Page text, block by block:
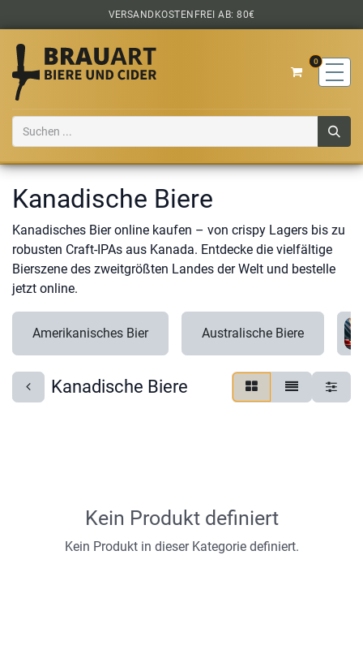
Zum Inhalt springenVERSANDKOSTENFREI AB: 80€
0
Kanadische Biere
Kanadisches Bier online kaufen – von crispy Lagers bis zu
robusten Craft-IPAs aus Kanada. Entdecke die vielfältige
Bierszene des zweitgrößten Landes der Welt und bestelle
jetzt online.
Amerikanisches Bier Australische Biere
Kanadische Biere
Kein Produkt definiert
Kein Produkt in dieser Kategorie definiert.